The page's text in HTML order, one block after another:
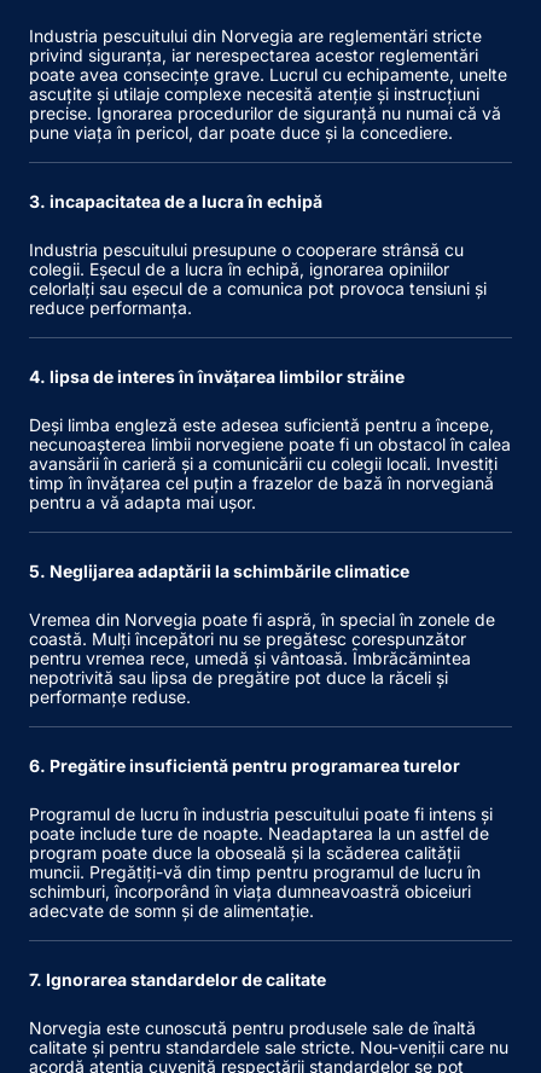
Industria pescuitului din Norvegia are reglementări stricte
privind siguranța, iar nerespectarea acestor reglementări
poate avea consecințe grave. Lucrul cu echipamente, unelte
ascuțite și utilaje complexe necesită atenție și instrucțiuni
precise. Ignorarea procedurilor de siguranță nu numai că vă
pune viața în pericol, dar poate duce și la concediere.
3. incapacitatea de a lucra în echipă
Industria pescuitului presupune o cooperare strânsă cu
colegii. Eșecul de a lucra în echipă, ignorarea opiniilor
celorlalți sau eșecul de a comunica pot provoca tensiuni și
reduce performanța.
4. lipsa de interes în învățarea limbilor străine
Deși limba engleză este adesea suficientă pentru a începe,
necunoașterea limbii norvegiene poate fi un obstacol în calea
avansării în carieră și a comunicării cu colegii locali. Investiți
timp în învățarea cel puțin a frazelor de bază în norvegiană
pentru a vă adapta mai ușor.
5. Neglijarea adaptării la schimbările climatice
Vremea din Norvegia poate fi aspră, în special în zonele de
coastă. Mulți începători nu se pregătesc corespunzător
pentru vremea rece, umedă și vântoasă. Îmbrăcămintea
nepotrivită sau lipsa de pregătire pot duce la răceli și
performanțe reduse.
6. Pregătire insuficientă pentru programarea turelor
Programul de lucru în industria pescuitului poate fi intens și
poate include ture de noapte. Neadaptarea la un astfel de
program poate duce la oboseală și la scăderea calității
muncii. Pregătiți-vă din timp pentru programul de lucru în
schimburi, încorporând în viața dumneavoastră obiceiuri
adecvate de somn și de alimentație.
7. Ignorarea standardelor de calitate
Norvegia este cunoscută pentru produsele sale de înaltă
calitate și pentru standardele sale stricte. Nou-veniții care nu
acordă atenția cuvenită respectării standardelor se pot